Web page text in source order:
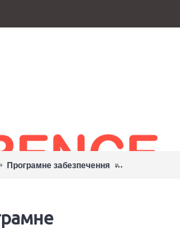
Програмне забезпечення Програмне